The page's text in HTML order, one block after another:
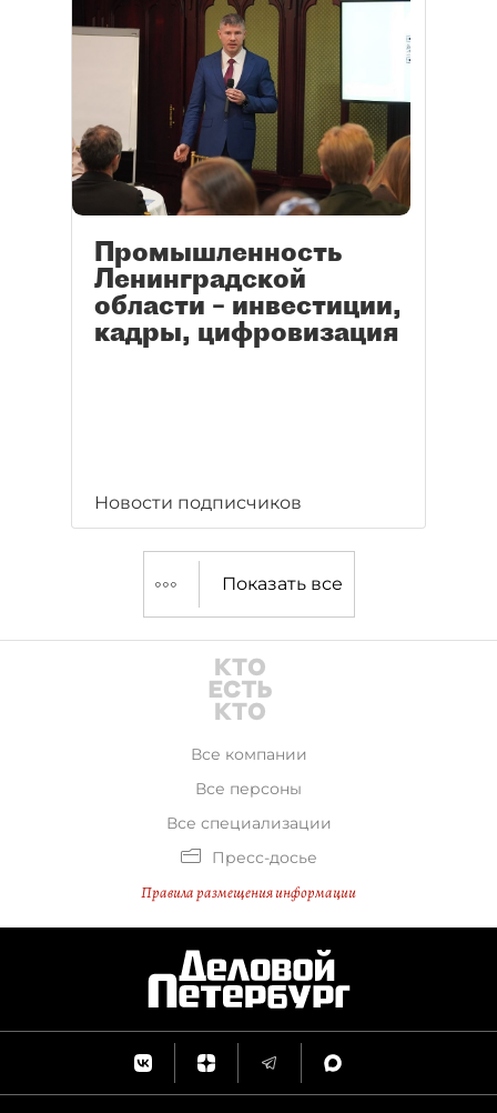
Промышленность
Ленинградской
области – инвестиции,
кадры, цифровизация
Новости подписчиков
Показать все
Все компании
Все персоны
Все специализации
Пресс-досье
Правила размещения информации